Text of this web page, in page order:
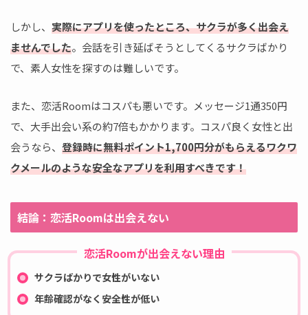
しかし、 実際にアプリを使ったところ、サクラが多く出会え
ませんでした。会話を引き延ばそうとしてくるサクラばかり
で、素人女性を探すのは難しいです。
また、恋活Roomはコスパも悪いです。メッセージ1通350円
で、大手出会い系の約7倍もかかります。コスパ良く女性と出
会うなら、 登録時に無料ポイント1,700円分がもらえるワクワ
クメールのような安全なアプリを利用すべきです！
結論：恋活Roomは出会えない
恋活Roomが出会えない理由
サクラばかりで女性がいない
年齢確認がなく安全性が低い